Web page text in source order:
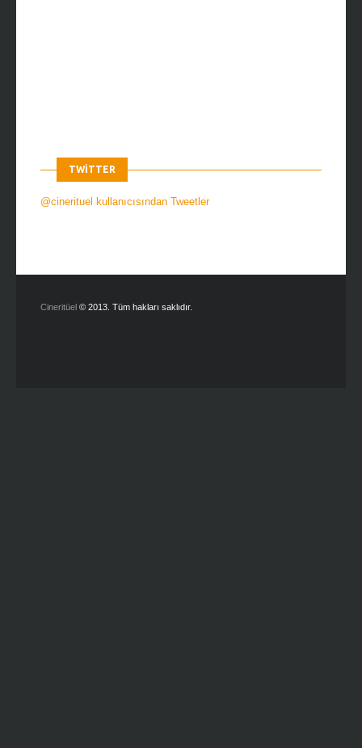
TWITTER
@cinerituel kullanıcısından Tweetler
Cineritüel © 2013. Tüm hakları saklıdır.